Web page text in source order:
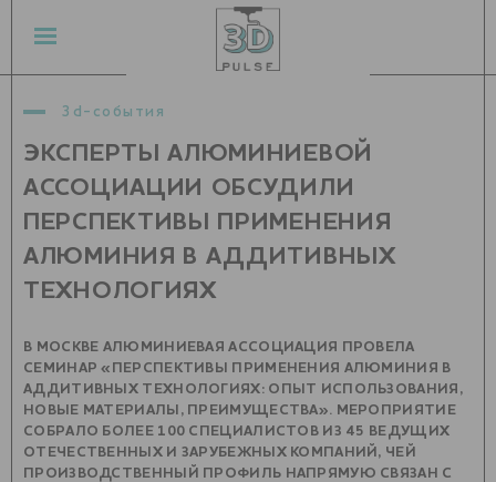
3d-события
ЭКСПЕРТЫ АЛЮМИНИЕВОЙ
АССОЦИАЦИИ ОБСУДИЛИ
ПЕРСПЕКТИВЫ ПРИМЕНЕНИЯ
АЛЮМИНИЯ В АДДИТИВНЫХ
ТЕХНОЛОГИЯХ
В МОСКВЕ АЛЮМИНИЕВАЯ АССОЦИАЦИЯ ПРОВЕЛА
СЕМИНАР «ПЕРСПЕКТИВЫ ПРИМЕНЕНИЯ АЛЮМИНИЯ В
АДДИТИВНЫХ ТЕХНОЛОГИЯХ: ОПЫТ ИСПОЛЬЗОВАНИЯ,
НОВЫЕ МАТЕРИАЛЫ, ПРЕИМУЩЕСТВА». МЕРОПРИЯТИЕ
СОБРАЛО БОЛЕЕ 100 СПЕЦИАЛИСТОВ ИЗ 45 ВЕДУЩИХ
ОТЕЧЕСТВЕННЫХ И ЗАРУБЕЖНЫХ КОМПАНИЙ, ЧЕЙ
ПРОИЗВОДСТВЕННЫЙ ПРОФИЛЬ НАПРЯМУЮ СВЯЗАН С